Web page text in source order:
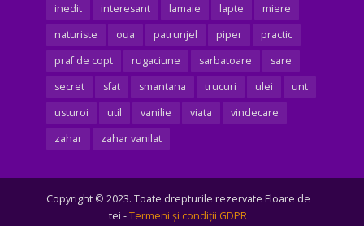
inedit
interesant lamaie lapte
miere
naturiste
oua patrunjel piper
practic
praf de copt
rugaciune sarbatoare
sare
secret
sfat smantana trucuri ulei
unt
usturoi
util vanilie viata
vindecare
zahar
zahar vanilat
Copyright © 2023. Toate drepturile rezervate Floare de
tei -Termeni şi condiţii GDPR